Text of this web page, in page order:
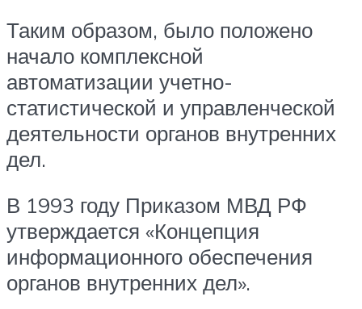
Таким образом, было положено
начало комплексной
автоматизации учетно-
статистической и управленческой
деятельности органов внутренних
дел.
В 1993 году Приказом МВД РФ
утверждается «Концепция
информационного обеспечения
органов внутренних дел».